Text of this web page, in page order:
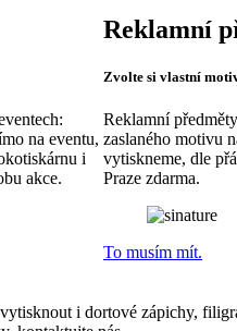
Reklamní
Zvolte si vlastní
Reklamní
zaslaného motivu
vytiskneme, dle
Praze zdarma.
To musím mít.
na eventu,
i
akce.
i dortové zápichy,